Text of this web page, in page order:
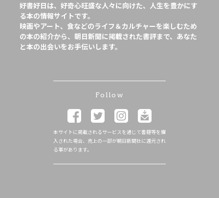
好書好日は、好奇心旺盛な人々に向けた、人生を豊かにす
る本の情報サイトです。
映画やアート、食などのライフ＆カルチャーを楽しむため
の本の紹介から、朝日新聞に掲載された書評まで、あなた
と本の出会いをお手伝いします。
Follow
本サイトに掲載されるサービスを通じて書籍等を購
入された場合、売上の一部が朝日新聞社に還元され
る事があります。